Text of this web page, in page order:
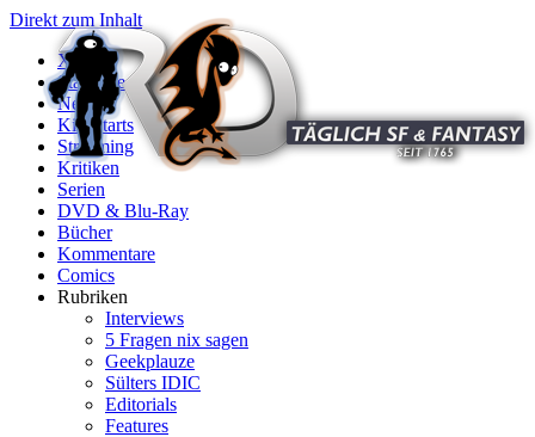
Direkt zum Inhalt
X
Startseite
News
Kinostarts
Streaming
Kritiken
Serien
DVD & Blu-Ray
Bücher
Kommentare
Comics
Rubriken
Interviews
5 Fragen nix sagen
Geekplauze
Sülters IDIC
Editorials
Features